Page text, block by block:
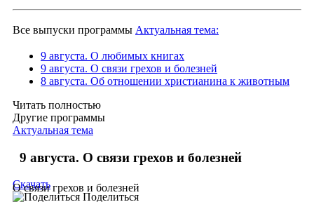
Все выпуски программы Актуальная тема:
9 августа. О любимых книгах
9 августа. О связи грехов и болезней
8 августа. Об отношении христианина к животным
Читать полностью
Другие программы
Актуальная тема
9 августа. О связи грехов и болезней
О связи грехов и болезней
Скачать
Поделиться